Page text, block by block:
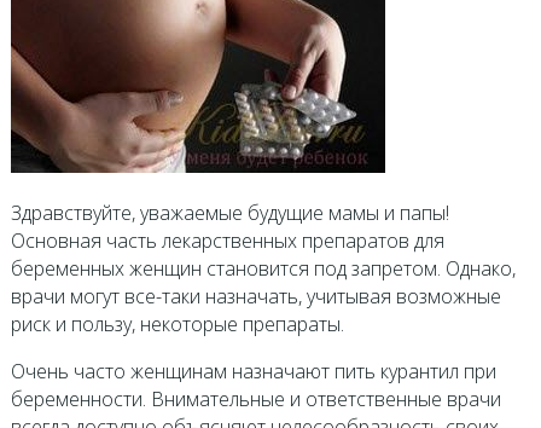
Здравствуйте, уважаемые будущие мамы и папы!
Основная часть лекарственных препаратов для
беременных женщин становится под запретом. Однако,
врачи могут все-таки назначать, учитывая возможные
риск и пользу, некоторые препараты.
Очень часто женщинам назначают пить курантил при
беременности. Внимательные и ответственные врачи